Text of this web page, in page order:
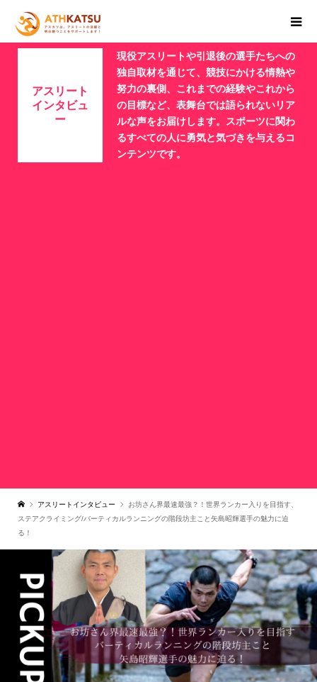
アスリート
インタビュ
ー
現役アスリートや引退後の選手たちへの
独自取材を通じて、競技にかける情熱や
努力の裏側、これまでの経験やこれから
の目標など、表舞台では語られないリア
ルな声をお届けします。スポーツに関わ
るすべての人に勇気と気づきを与えるコ
ンテンツです。
アスリートインタビュー
お坊さん界最速最強？！世界ランカー入りを目指す、
ステアクライミング/バーティカルランニングの階段坊主こと矢島昭輝選手の魅力に迫
る！